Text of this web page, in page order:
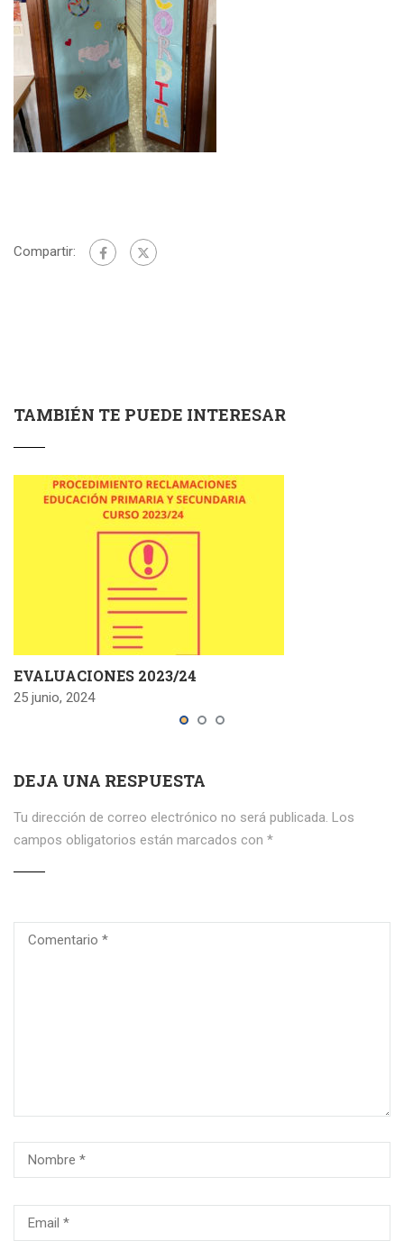
Compartir:
TAMBIÉN TE PUEDE INTERESAR
EVALUACIONES 2023/24
25 junio, 2024
DEJA UNA RESPUESTA
Tu dirección de correo electrónico no será publicada. Los
campos obligatorios están marcados con *